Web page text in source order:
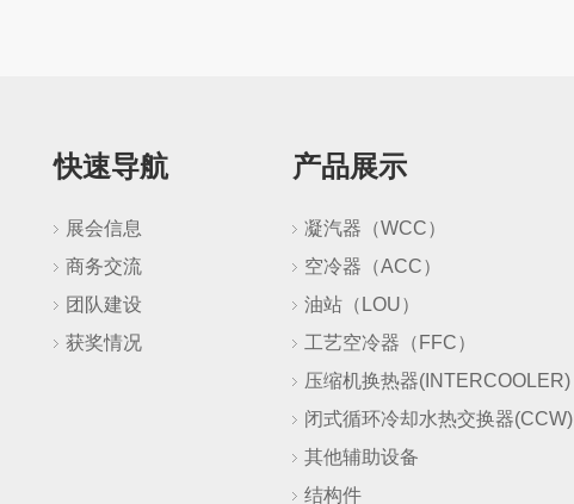
快速导航
展会信息
商务交流
团队建设
获奖情况
产品展示
凝汽器（WCC）
空冷器（ACC）
油站（LOU）
工艺空冷器（FFC）
压缩机换热器(INTERCOOLER)
闭式循环冷却水热交换器(CCW)
其他辅助设备
结构件